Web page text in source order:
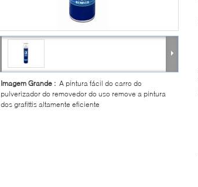
Imagem Grande : A pintura fácil do carro do
pulverizador do removedor do uso remove a pintura
dos grafittis altamente eficiente